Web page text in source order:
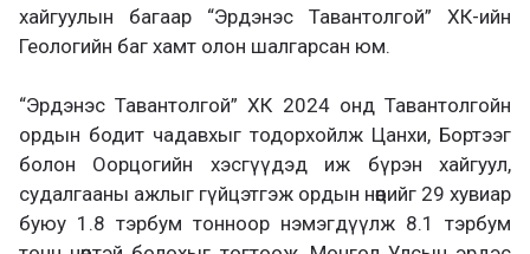
хайгуулын багаар “Эрдэнэс Тавантолгой” ХК-ийн
Геологийн баг хамт олон шалгарсан юм.
“Эрдэнэс Тавантолгой” ХК 2024 онд Тавантолгойн
ордын бодит чадавхыг тодорхойлж Цанхи, Бортээг
болон Оорцогийн хэсгүүдэд иж бүрэн хайгуул,
судалгааны ажлыг гүйцэтгэж ордын нөөцийг 29 хувиар
буюу 1.8 тэрбум тонноор нэмэгдүүлж 8.1 тэрбум